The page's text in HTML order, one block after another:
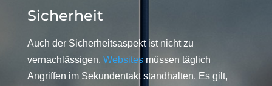
Sicherheit
Auch der Sicherheitsaspekt ist nicht zu
vernachlässigen. Websitesmüssen täglich
Angriffen im Sekundentakt standhalten. Es gilt,